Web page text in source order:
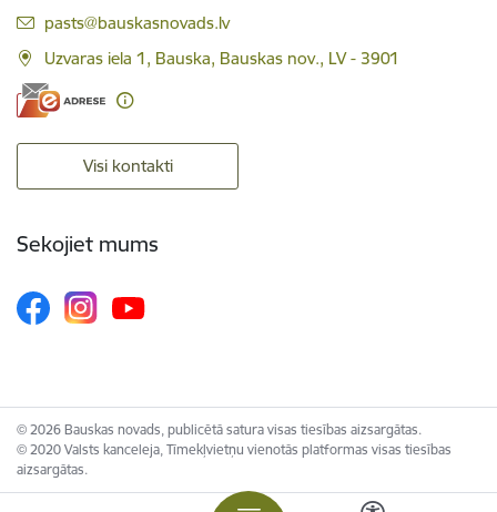
E-pasts:
pasts@bauskasnovads.lv
Uzvaras iela 1, Bauska, Bauskas nov., LV - 3901
Visi kontakti
Sekojiet mums
© 2026 Bauskas novads, publicētā satura visas tiesības aizsargātas.
© 2020 Valsts kanceleja, Tīmekļvietņu vienotās platformas visas tiesības
aizsargātas.